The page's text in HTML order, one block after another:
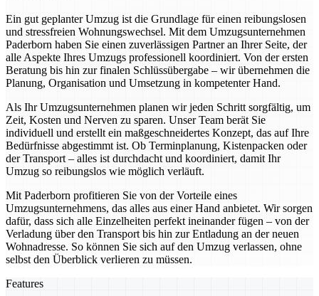
Ein gut geplanter Umzug ist die Grundlage für einen reibungslosen
und stressfreien Wohnungswechsel. Mit dem Umzugsunternehmen
Paderborn haben Sie einen zuverlässigen Partner an Ihrer Seite, der
alle Aspekte Ihres Umzugs professionell koordiniert. Von der ersten
Beratung bis hin zur finalen Schlüssübergabe – wir übernehmen die
Planung, Organisation und Umsetzung in kompetenter Hand.
Als Ihr Umzugsunternehmen planen wir jeden Schritt sorgfältig, um
Zeit, Kosten und Nerven zu sparen. Unser Team berät Sie
individuell und erstellt ein maßgeschneidertes Konzept, das auf Ihre
Bedürfnisse abgestimmt ist. Ob Terminplanung, Kistenpacken oder
der Transport – alles ist durchdacht und koordiniert, damit Ihr
Umzug so reibungslos wie möglich verläuft.
Mit Paderborn profitieren Sie von der Vorteile eines
Umzugsunternehmens, das alles aus einer Hand anbietet. Wir sorgen
dafür, dass sich alle Einzelheiten perfekt ineinander fügen – von der
Verladung über den Transport bis hin zur Entladung an der neuen
Wohnadresse. So können Sie sich auf den Umzug verlassen, ohne
selbst den Überblick verlieren zu müssen.
Features